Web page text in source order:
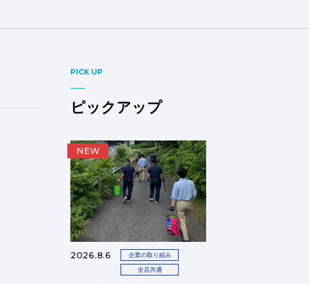
PICK UP
ピックアップ
2026.8.6 企業の取り組み
全店共通
NEW